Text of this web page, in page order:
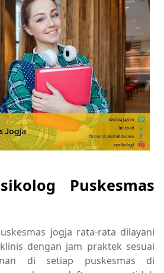
Puskesmas
jogja rata-rata dilayani
dengan jam praktek sesuai
di setiap puskesmas di